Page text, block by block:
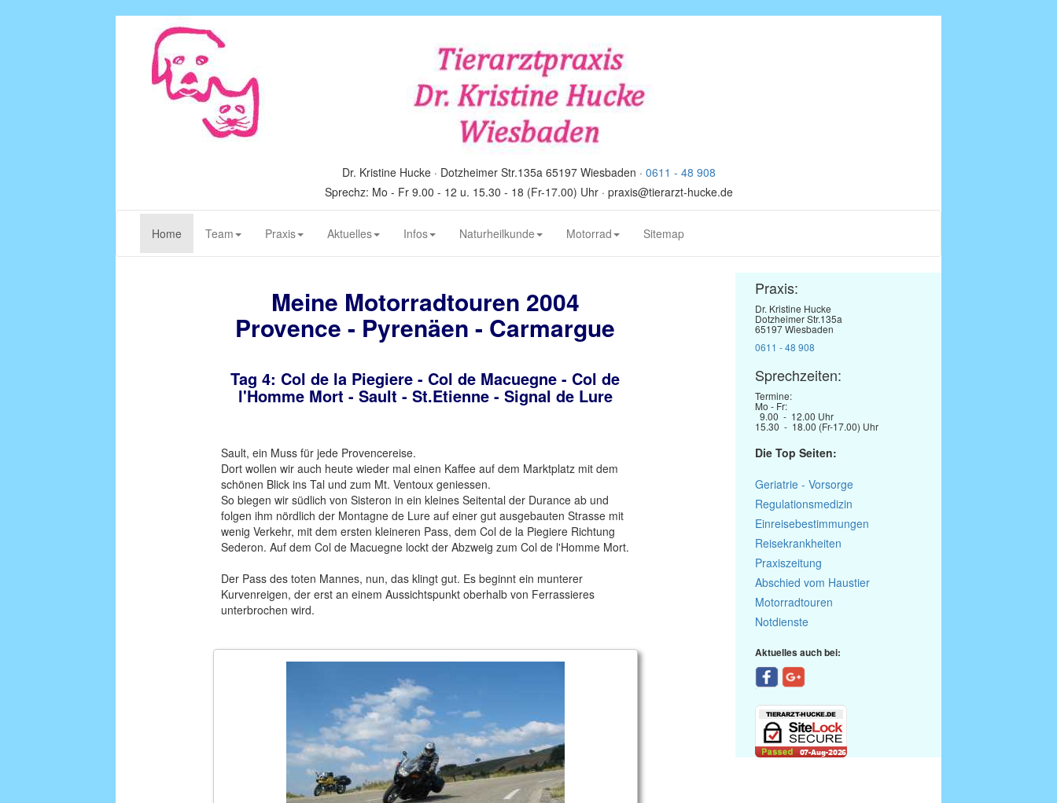
Dr. Kristine Hucke · Dotzheimer Str.135a 65197 Wiesbaden · 0611 - 48 908
Sprechz: Mo - Fr 9.00 - 12 u. 15.30 - 18 (Fr-17.00) Uhr · praxis@tierarzt-hucke.de
Home (current)
Team Praxis Aktuelles Infos Naturheilkunde Motorrad Sitemap
Meine Motorradtouren 2004
Provence - Pyrenäen - Carmargue
Tag 4: Col de la Piegiere - Col de Macuegne - Col de
l'Homme Mort - Sault - St.Etienne - Signal de Lure
Sault, ein Muss für jede Provencereise.
Dort wollen wir auch heute wieder mal einen Kaffee auf dem Marktplatz mit dem
schönen Blick ins Tal und zum Mt. Ventoux geniessen.
So biegen wir südlich von Sisteron in ein kleines Seitental der Durance ab und
folgen ihm nördlich der Montagne de Lure auf einer gut ausgebauten Strasse mit
wenig Verkehr, mit dem ersten kleineren Pass, dem Col de la Piegiere Richtung
Sederon. Auf dem Col de Macuegne lockt der Abzweig zum Col de l'Homme Mort.
Der Pass des toten Mannes, nun, das klingt gut. Es beginnt ein munterer
Kurvenreigen, der erst an einem Aussichtspunkt oberhalb von Ferrassieres
unterbrochen wird.
Praxis:
Dr. Kristine Hucke
Dotzheimer Str.135a
65197 Wiesbaden
0611 - 48 908
Sprechzeiten:
Termine:
Mo - Fr:
9.00 - 12.00 Uhr
15.30 - 18.00 (Fr-17.00) Uhr
Die Top Seiten:
Geriatrie - Vorsorge
Regulationsmedizin
Einreisebestimmungen
Reisekrankheiten
Praxiszeitung
Abschied vom Haustier
Motorradtouren
Notdienste
Aktuelles auch bei: